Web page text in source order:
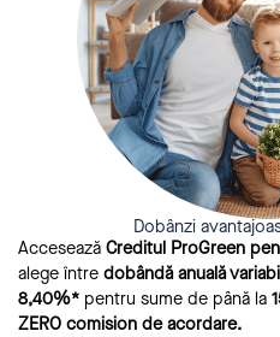
Dobânzi
Accesează Creditul ProGreen
alege între dobândă anuală
8,40%* pentru sume de până la
ZERO comision de acordare.